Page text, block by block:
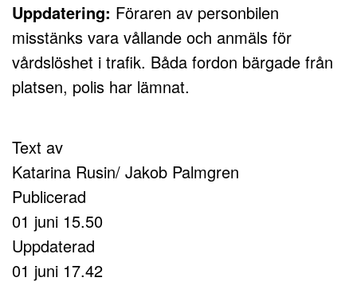
Uppdatering: Föraren av personbilen
misstänks vara vållande och anmäls för
vårdslöshet i trafik. Båda fordon bärgade från
platsen, polis har lämnat.
Text av
Katarina Rusin/ Jakob Palmgren
Publicerad
01 juni 15.50
Uppdaterad
01 juni 17.42